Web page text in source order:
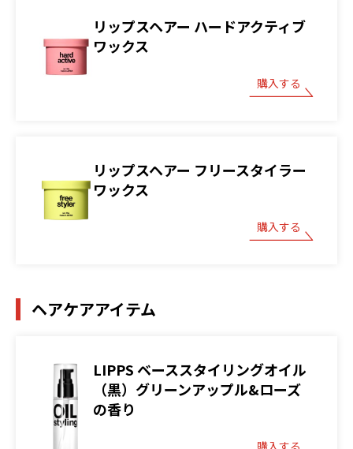
リップスヘアー ハードアクティブ
ワックス
購入する
リップスヘアー フリースタイラー
ワックス
購入する
ヘアケアアイテム
LIPPS ベーススタイリングオイル
（黒）グリーンアップル&ローズ
の香り